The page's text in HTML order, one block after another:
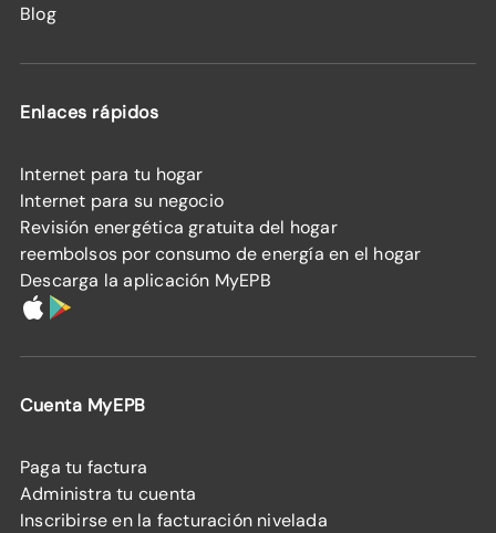
Blog
Enlaces rápidos
Internet para tu hogar
Internet para su negocio
Revisión energética gratuita del hogar
reembolsos por consumo de energía en el hogar
Descarga la aplicación MyEPB
Cuenta MyEPB
Paga tu factura
Administra tu cuenta
Inscribirse en la facturación nivelada